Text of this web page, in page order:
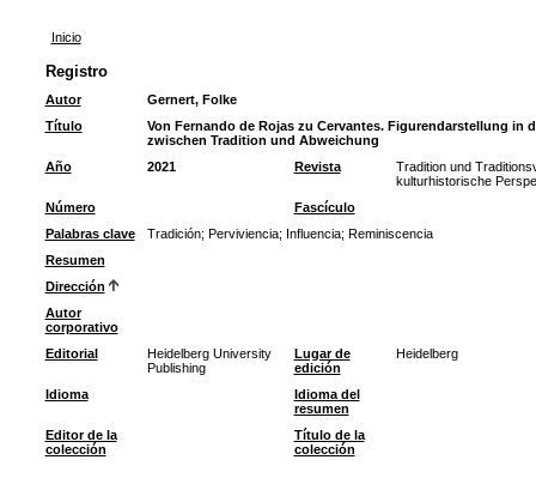
Inicio
Registro
Autor
Gernert, Folke
Título
Von Fernando de Rojas zu Cervantes. Figurendarstellung in
zwischen Tradition und Abweichung
Año
2021 Revista
Tradition und
kulturhistorische
Número
Fascículo
Palabras clave
Tradición; Perviviencia; Influencia; Reminiscencia
Resumen
Dirección
Autor
corporativo
Editorial
Heidelberg University
Publishing
Lugar de
edición
Heidelberg
Idioma
Idioma del
resumen
Editor de la
colección
Título de la
colección